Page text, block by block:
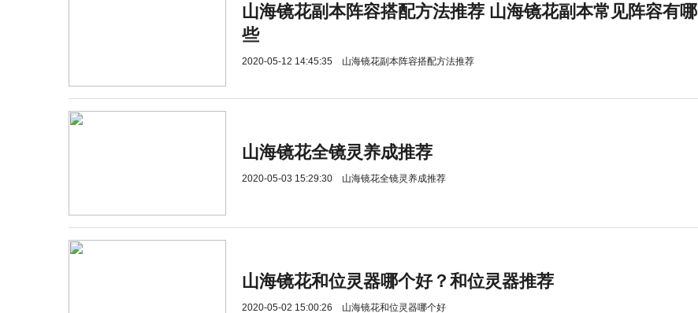
山海镜花副本阵容搭配方法推荐 山海镜花副本常见阵容有哪
些
2020-05-12 14:45:35 山海镜花副本阵容搭配方法推荐
山海镜花全镜灵养成推荐
2020-05-03 15:29:30 山海镜花全镜灵养成推荐
山海镜花和位灵器哪个好？和位灵器推荐
2020-05-02 15:00:26 山海镜花和位灵器哪个好